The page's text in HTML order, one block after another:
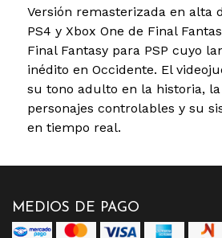
Versión remasterizada en alta
PS4 y Xbox One de Final
Final Fantasy para PSP cuyo
inédito en Occidente. El
su tono adulto en la historia,
personajes controlables y su
en tiempo real.
MEDIOS DE PAGO